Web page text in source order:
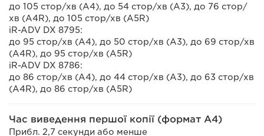
до 105 стор/хв (A4), до 54 стор/хв (A3), до 76 стор/
хв (A4R), до 105 стор/хв (A5R)
iR-ADV DX 8795:
до 95 стор/хв (A4), до 50 стор/хв (A3), до 69 стор/хв
(A4R), до 95 стор/хв (A5R)
iR-ADV DX 8786:
до 86 стор/хв (A4), до 44 стор/хв (A3), до 63 стор/хв
(A4R), до 86 стор/хв (A5R)
Час виведення першої копії (формат А4)
Прибл. 2,7 секунди або менше